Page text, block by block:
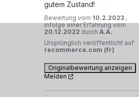
gutem Zustand!
Bewertung vom 10.2.2023 ,
infolge einer Erfahrung vom
20.12.2022 durch A.A.
Ursprünglich veröffentlicht auf
recommerce.com (fr)
Originalbewertung anzeigen
Melden